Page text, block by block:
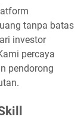
tanpa batas
investor
percaya
pendorong